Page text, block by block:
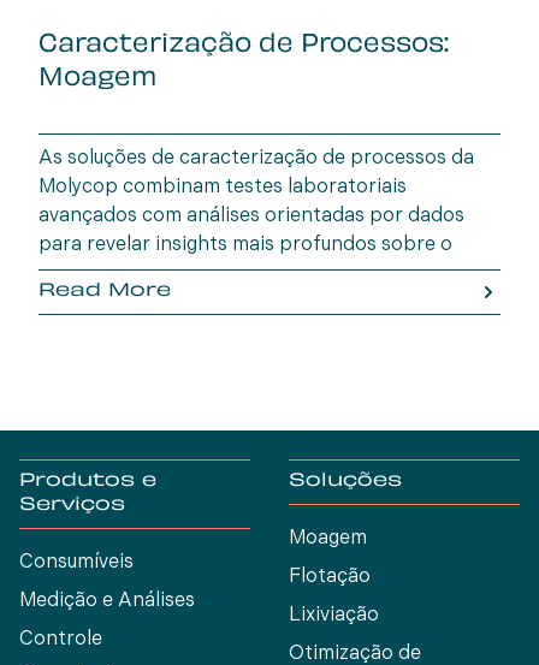
Caracterização de Processos:
Moagem
As soluções de caracterização de processos da
Molycop combinam testes laboratoriais
avançados com análises orientadas por dados
para revelar insights mais profundos sobre o
comportamento do minério. O OreVia, a
abordagem holística da Molycop para o
Read More
Produtos e
Serviços
Consumíveis
Medição e Análises
Controle
Soluções
Moagem
Flotação
Lixiviação
Otimização de